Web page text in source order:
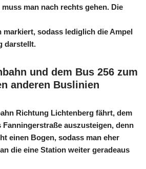
man nach rechts gehen. Die
markiert, sodass lediglich die Ampel
darstellt.
und dem Bus 256 zum
anderen Buslinien
Richtung Lichtenberg fährt, dem
auszusteigen, denn
einen Bogen, sodass man eher
die eine Station weiter geradeaus